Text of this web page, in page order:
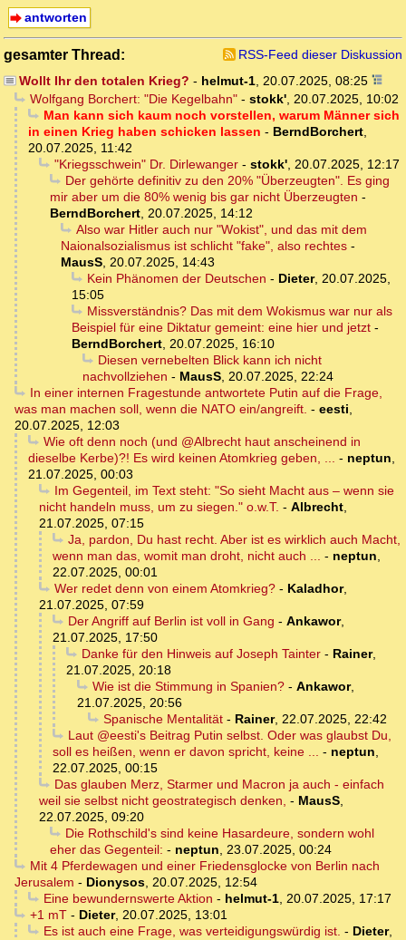
antworten
gesamter Thread:
RSS-Feed dieser Diskussion
Wollt Ihr den totalen Krieg? - helmut-1, 20.07.2025, 08:25
Wolfgang Borchert: "Die Kegelbahn"- stokk', 20.07.2025, 10:02
Man kann sich kaum noch vorstellen, warum Männer sich
in einen Krieg haben schicken lassen - BerndBorchert,
20.07.2025, 11:42
"Kriegsschwein" Dr. Dirlewanger- stokk', 20.07.2025, 12:17
Der gehörte definitiv zu den 20% "Überzeugten". Es ging
mir aber um die 80% wenig bis gar nicht Überzeugten -
BerndBorchert, 20.07.2025, 14:12
Also war Hitler auch nur "Wokist", und das mit dem
Naionalsozialismus ist schlicht "fake", also rechtes -
MausS, 20.07.2025, 14:43
Kein Phänomen der Deutschen - Dieter, 20.07.2025,
15:05
Missverständnis? Das mit dem Wokismus war nur als
Beispiel für eine Diktatur gemeint: eine hier und jetzt -
BerndBorchert, 20.07.2025, 16:10
Diesen vernebelten Blick kann ich nicht
nachvollziehen - MausS, 20.07.2025, 22:24
In einer internen Fragestunde antwortete Putin auf die Frage,
was man machen soll, wenn die NATO ein/angreift. - eesti,
20.07.2025, 12:03
Wie oft denn noch (und @Albrecht haut anscheinend in
dieselbe Kerbe)?! Es wird keinen Atomkrieg geben, ... - neptun,
21.07.2025, 00:03
Im Gegenteil, im Text steht: "So sieht Macht aus – wenn sie
nicht handeln muss, um zu siegen." o.w.T. - Albrecht,
21.07.2025, 07:15
Ja, pardon, Du hast recht. Aber ist es wirklich auch Macht,
wenn man das, womit man droht, nicht auch ... - neptun,
22.07.2025, 00:01
Wer redet denn von einem Atomkrieg?- Kaladhor,
21.07.2025, 07:59
Der Angriff auf Berlin ist voll in Gang - Ankawor,
21.07.2025, 17:50
Danke für den Hinweis auf Joseph Tainter- Rainer,
21.07.2025, 20:18
Wie ist die Stimmung in Spanien?- Ankawor,
21.07.2025, 20:56
Spanische Mentalität- Rainer, 22.07.2025, 22:42
Laut @eesti's Beitrag Putin selbst. Oder was glaubst Du,
soll es heißen, wenn er davon spricht, keine ... - neptun,
22.07.2025, 00:15
Das glauben Merz, Starmer und Macron ja auch - einfach
weil sie selbst nicht geostrategisch denken, - MausS,
22.07.2025, 09:20
Die Rothschild's sind keine Hasardeure, sondern wohl
eher das Gegenteil: - neptun, 23.07.2025, 00:24
Mit 4 Pferdewagen und einer Friedensglocke von Berlin nach
Jerusalem - Dionysos, 20.07.2025, 12:54
Eine bewundernswerte Aktion - helmut-1, 20.07.2025, 17:17
+1 mT- Dieter, 20.07.2025, 13:01
Es ist auch eine Frage, was verteidigungswürdig ist. - Dieter,